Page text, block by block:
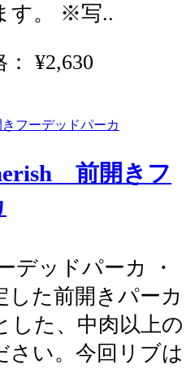
す。 ※写..
¥2,630
前開きフ
デッドパーカ ・
した前開きパーカ
した、中肉以上の
さい。今回リブは